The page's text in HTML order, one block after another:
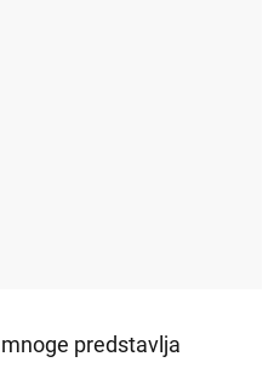
predstavlja